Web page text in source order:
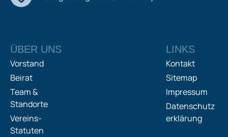
ÜBER UNS
Vorstand
Beirat
Team &
Standorte
Vereins-
Statuten
LINKS
Kontakt
Sitemap
Impressum
Datenschutz
erklärung